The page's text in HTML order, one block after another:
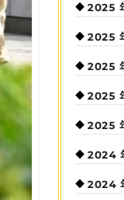
2025
2025
2025
2025
2025
2024
2024